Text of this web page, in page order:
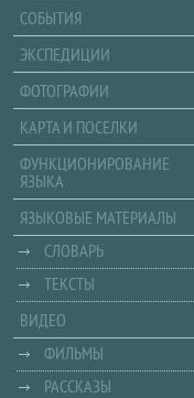
СОБЫТИЯ
ЭКСПЕДИЦИИ
ФОТОГРАФИИ
КАРТА И ПОСЕЛКИ
ФУНКЦИОНИРОВАНИЕ
ЯЗЫКА
ЯЗЫКОВЫЕ МАТЕРИАЛЫ
СЛОВАРЬ
ТЕКСТЫ
ВИДЕО
ФИЛЬМЫ
РАССКАЗЫ